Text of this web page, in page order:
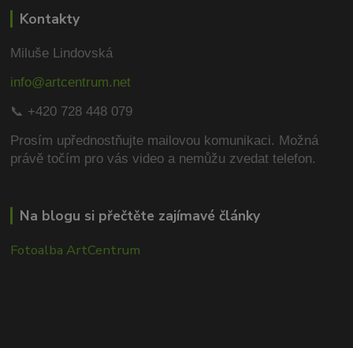
Kontakty
Miluše Lindovská
info@artcentrum.net
📞 +420 728 448 079
Prosím upřednostňujte mailovou komunikaci. Možná
právě točím pro vás video a nemůžu zvedat telefon.
Na blogu si přečtěte zajímavé články
Fotoalba ArtCentrum